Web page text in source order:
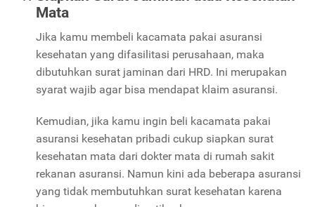
Mata
Jika kamu membeli kacamata pakai asuransi
kesehatan yang difasilitasi perusahaan, maka
dibutuhkan surat jaminan dari HRD. Ini merupakan
syarat wajib agar bisa mendapat klaim asuransi.
Kemudian, jika kamu ingin beli kacamata pakai
asuransi kesehatan pribadi cukup siapkan surat
kesehatan mata dari dokter mata di rumah sakit
rekanan asuransi. Namun kini ada beberapa asuransi
yang tidak membutuhkan surat kesehatan karena